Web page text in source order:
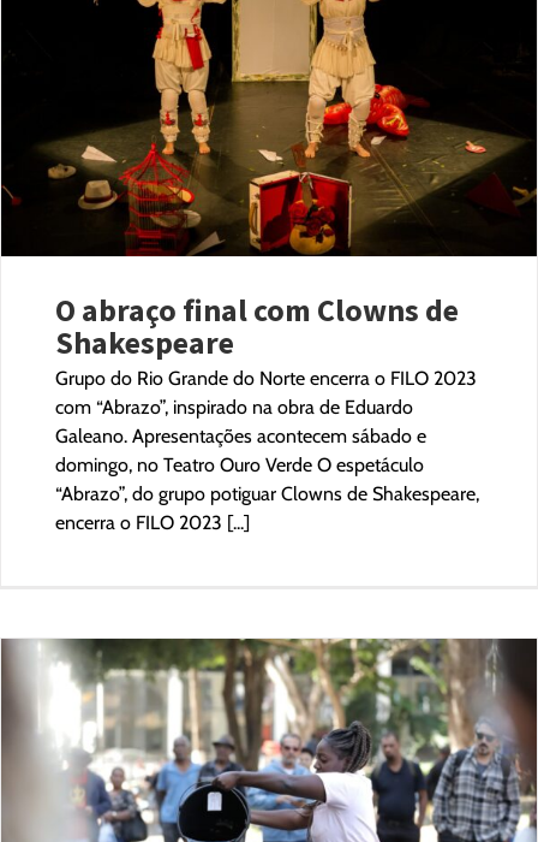
O abraço final com Clowns de
Shakespeare
Grupo do Rio Grande do Norte encerra o FILO 2023
com “Abrazo”, inspirado na obra de Eduardo
Galeano. Apresentações acontecem sábado e
domingo, no Teatro Ouro Verde O espetáculo
“Abrazo”, do grupo potiguar Clowns de Shakespeare,
encerra o FILO 2023 [...]